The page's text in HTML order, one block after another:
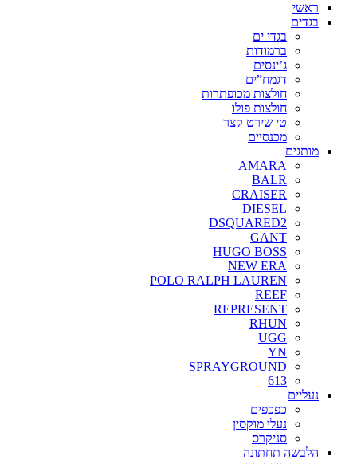
ראשי
בגדים
בגדי ים
ברמודות
ג’ינסים
דגמח”ים
חולצות מכופתרות
חולצות פולו
טי שירט קצר
מכנסיים
מותגים
AMARA
BALR
CRAISER
DIESEL
DSQUARED2
GANT
HUGO BOSS
NEW ERA
POLO RALPH LAUREN
REEF
REPRESENT
RHUN
UGG
YN
SPRAYGROUND
613
נעליים
כפכפים
נעלי מוקסין
סניקרס
הלבשה תחתונה